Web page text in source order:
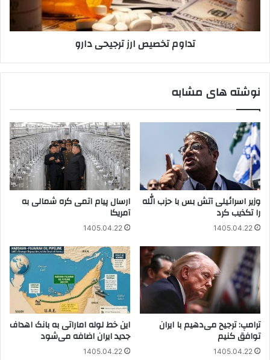
تداوم تخصیص ارز ترجیحی دارو
نوشته های مشابه
وزیر اسرائیلی آتش بس با حزب الله
را تکذیب کرد
1405.04.22
ارسال پیام اتمی کره شمالی به
آمریکا
1405.04.22
ترامپ: ترجیح می‌دهیم با ایران
توافق کنیم
1405.04.22
این خط لوله اماراتی به بانک اهداف
جدید ایران اضافه می‌شود
1405.04.22